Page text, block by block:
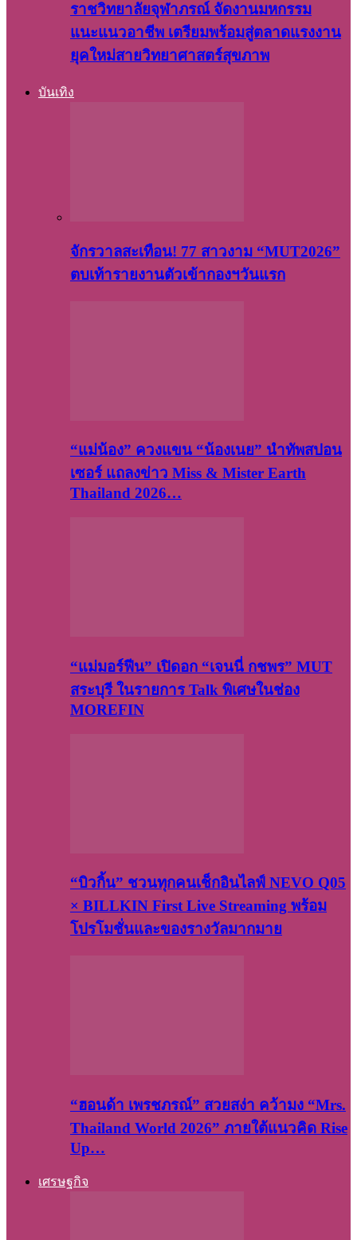
ราชวิทยาลัยจุฬาภรณ์ จัดงานมหกรรม
แนะแนวอาชีพ เตรียมพร้อมสู่ตลาดแรงงาน
ยุคใหม่สายวิทยาศาสตร์สุขภาพ
บันเทิง
จักรวาลสะเทือน! 77 สาวงาม “MUT2026”
ตบเท้ารายงานตัวเข้ากองฯวันแรก
“แม่น้อง” ควงแขน “น้องเนย” นำทัพสปอน
เซอร์ แถลงข่าว Miss & Mister Earth
Thailand 2026…
“แม่มอร์ฟีน” เปิดอก “เจนนี่ กชพร” MUT
สระบุรี ในรายการ Talk พิเศษในช่อง
MOREFIN
“บิวกิ้น” ชวนทุกคนเช็กอินไลฟ์ NEVO Q05
× BILLKIN First Live Streaming พร้อม
โปรโมชั่นและของรางวัลมากมาย
“ฮอนด้า เพรชภรณ์” สวยสง่า คว้ามง “Mrs.
Thailand World 2026” ภายใต้แนวคิด Rise
Up…
เศรษฐกิจ